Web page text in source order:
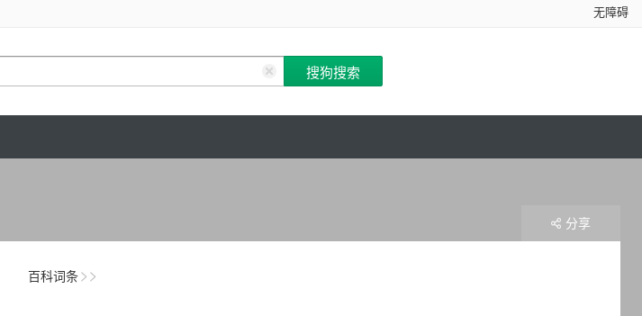
无障碍
百科词条
分享